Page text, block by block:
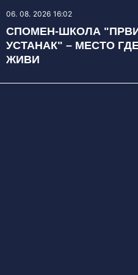
06. 08. 2026 16:02
СПОМЕН-ШКОЛА
УСТАНАК" – МЕСТО
ЖИВИ